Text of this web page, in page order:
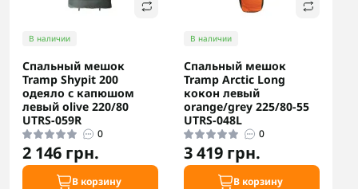
В наличии
Спальный мешок
Tramp Shypit 200
одеяло с капюшом
левый olive 220/80
UTRS-059R
0
2 146 грн.
В корзину
В наличии
Спальный мешок
Tramp Arctic Long
кокон левый
orange/grey 225/80-55
UTRS-048L
0
3 419 грн.
В корзину